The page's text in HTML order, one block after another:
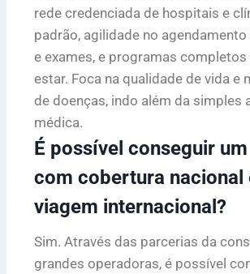
rede credenciada de hospitais e
padrão, agilidade no
e exames, e programas completos
estar. Foca na qualidade de vida e
de doenças, indo além da simples
médica.
É possível conseguir
com cobertura nacional
viagem internacional?
Sim. Através das parcerias da
grandes operadoras, é possível